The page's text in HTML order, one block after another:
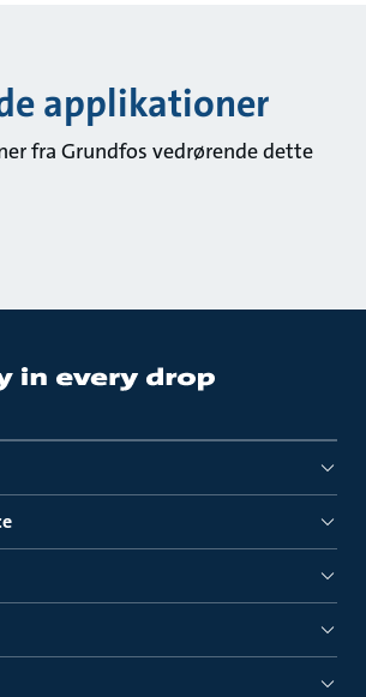
applikationer
fra Grundfos vedrørende dette